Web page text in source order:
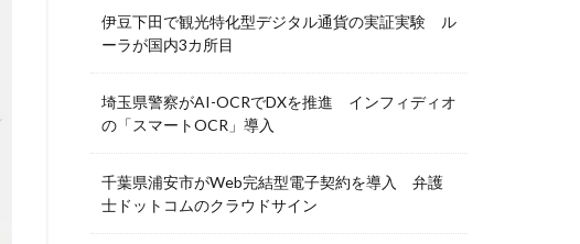
伊豆下田で観光特化型デジタル通貨の実証実験 ル
ーラが国内3カ所目
埼玉県警察がAI-OCRでDXを推進 インフィディオ
の「スマートOCR」導入
千葉県浦安市がWeb完結型電子契約を導入 弁護
士ドットコムのクラウドサイン